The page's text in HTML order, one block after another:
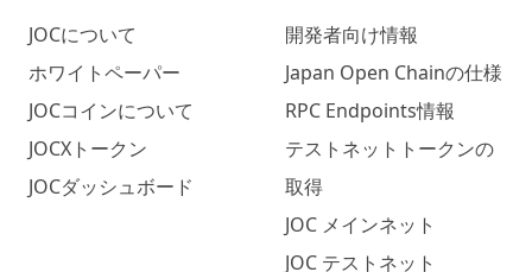
JOCについて
ホワイトペーパー
JOCコインについて
JOCXトークン
JOCダッシュボード
開発者向け情報
Japan Open Chainの仕様
RPC Endpoints情報
テストネットトークンの
取得
JOC メインネット
JOC テストネット